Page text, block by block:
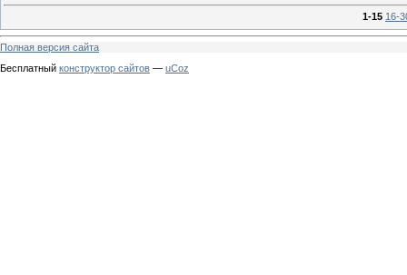
1-15 16-
Полная версия сайта
Бесплатный конструктор сайтов — uCoz